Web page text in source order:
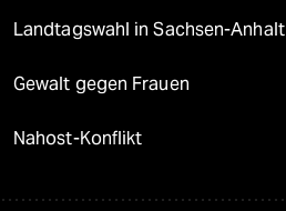
Landtagswahl in Sachsen-Anhalt
Gewalt gegen Frauen
Nahost-Konflikt